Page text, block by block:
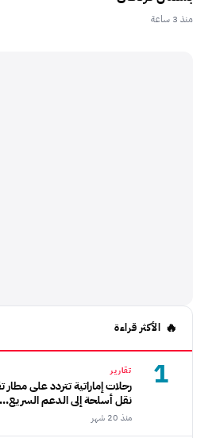
منذ 3 ساعة
الأكثر قراءة
1 تقارير
رحلات إماراتية تتردد على مطار
نقل أسلحة إلى الدعم السريع...
منذ 20 شهر